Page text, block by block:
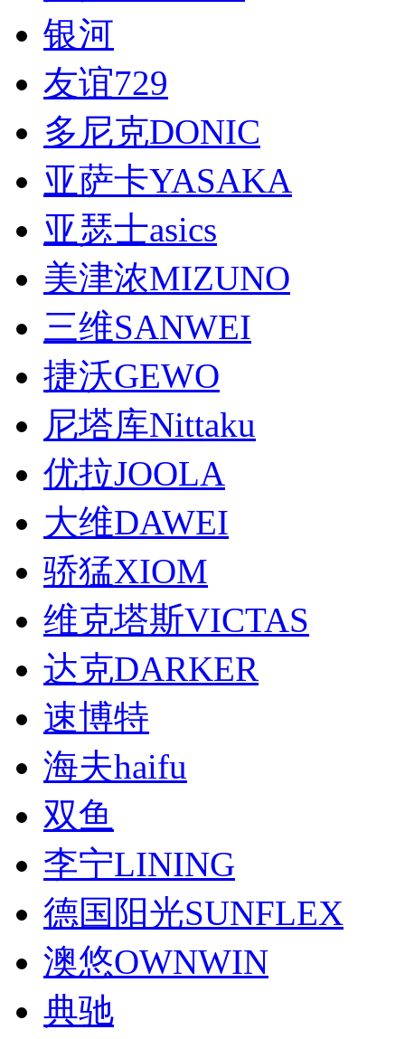
银河
友谊729
多尼克DONIC
亚萨卡YASAKA
亚瑟士asics
美津浓MIZUNO
三维SANWEI
捷沃GEWO
尼塔库Nittaku
优拉JOOLA
大维DAWEI
骄猛XIOM
维克塔斯VICTAS
达克DARKER
速博特
海夫haifu
双鱼
李宁LINING
德国阳光SUNFLEX
澳悠OWNWIN
典驰